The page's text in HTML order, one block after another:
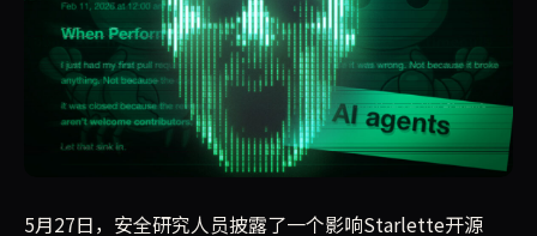
流行开源Python包Starlette被发现存在高危漏洞
5月27日，安全研究人员披露了一个影响Starlette开源